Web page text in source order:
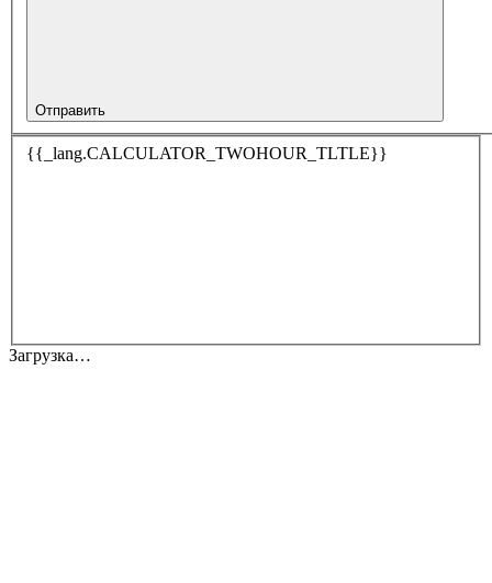
Отправить
{{_lang.CALCULATOR_TWOHOUR_TLTLE}}
Загрузка…